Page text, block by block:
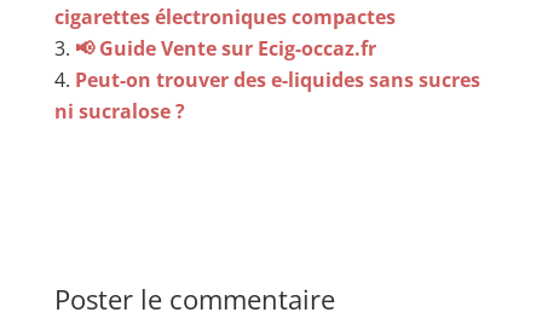
cigarettes électroniques compactes
📢 Guide Vente sur Ecig-occaz.fr
Peut-on trouver des e-liquides sans sucres
ni sucralose ?
Poster le commentaire